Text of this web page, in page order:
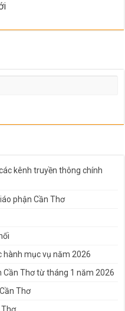
kênh truyền thông chính
phận Cần Thơ
hành mục vụ năm 2026
Cần Thơ từ tháng 1 năm 2026
Thơ